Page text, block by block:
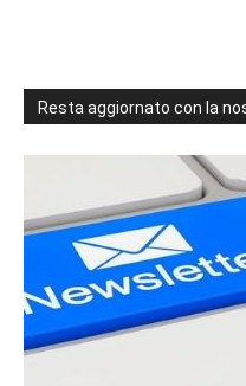
Resta aggiornato con la